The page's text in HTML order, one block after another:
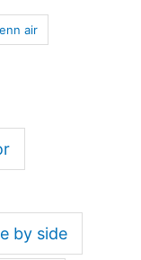
air
by side